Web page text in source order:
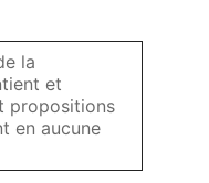
la
et
propositions
en aucune